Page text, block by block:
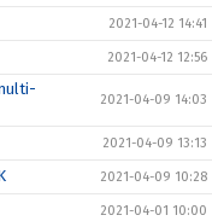
2021-04-12 14:41
2021-04-12 12:56
2021-04-09 14:03
2021-04-09 13:13
2021-04-09 10:28
2021-04-01 10:00